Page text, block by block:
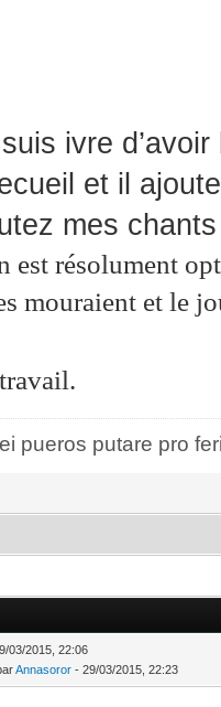
ivre
et il
mes
est résolument
mouraient et le
pueros putare pro
03/2015, 22:06
Annasoror - 29/03/2015, 22:23